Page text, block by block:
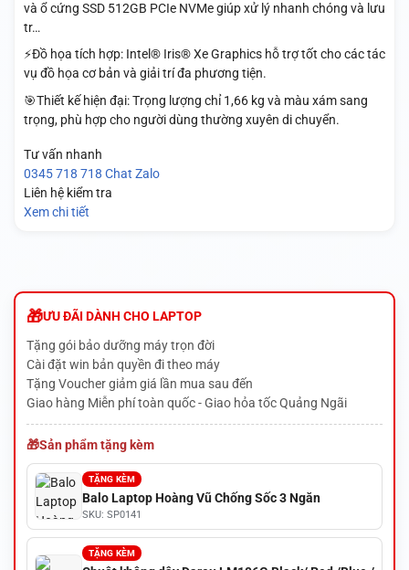
và ổ cứng SSD 512GB PCIe NVMe giúp xử lý nhanh chóng và lưu
tr…
⚡Đồ họa tích hợp: Intel® Iris® Xe Graphics hỗ trợ tốt cho các tác
vụ đồ họa cơ bản và giải trí đa phương tiện.
🎯Thiết kế hiện đại: Trọng lượng chỉ 1,66 kg và màu xám sang
trọng, phù hợp cho người dùng thường xuyên di chuyển.
Tư vấn nhanh
0345 718 718 Chat Zalo
Liên hệ kiểm tra
Xem chi tiết
ƯU ĐÃI DÀNH CHO LAPTOP
Tặng gói bảo dưỡng máy trọn đời
Cài đặt win bản quyền đi theo máy
Tặng Voucher giảm giá lần mua sau đến
Giao hàng Miễn phí toàn quốc - Giao hỏa tốc Quảng Ngãi
Sản phẩm tặng kèm
TẶNG KÈM
Balo Laptop Hoàng Vũ Chống Sốc 3 Ngăn
SKU: SP0141
TẶNG KÈM